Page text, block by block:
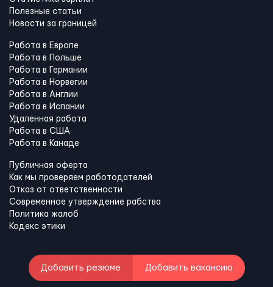
Полезные статьи
Новости за границей
Работа в Европе
Работа в Польше
Работа в Германии
Работа в Норвегии
Работа в Англии
Работа в Испании
Удаленная работа
Работа в США
Работа в Канадe
Публичная оферта
Как мы проверяем работодателей
Отказ от ответственности
Современное утверждение рабства
Политика жалоб
Кодекс этики
Добавить резюме Добавить вакансию